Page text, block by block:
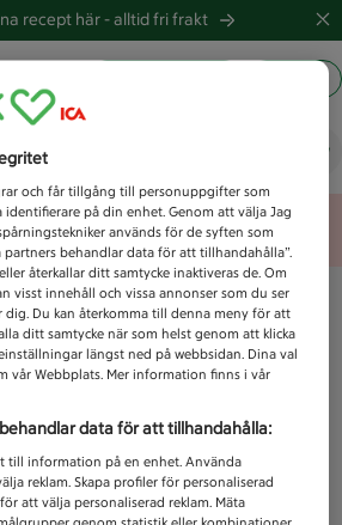
recept här -alltid fri frakt
efter idag?
Unknown error
och får tillgång till personuppgifter som
identifierare på din enhet. Genom att välja Jag
används för de syften som
partners behandlar data för att tillhandahålla”.
återkallar ditt samtycke inaktiveras de. Om
visst innehåll och vissa annonser som du ser
dig. Du kan återkomma till denna meny för att
ditt samtycke när som helst genom att klicka
längst ned på webbsidan. Dina val
vår Webbplats. Mer information finns i vår
data för att tillhandahålla:
till information på en enhet. Använda
reklam. Skapa profiler för personaliserad
att välja personaliserad reklam. Mäta